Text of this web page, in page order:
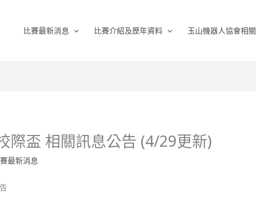
比賽最新消息 比賽介紹及歷年資料 玉山機器人協會相關
際盃 相關訊息公告 (4/29更新)
最新消息